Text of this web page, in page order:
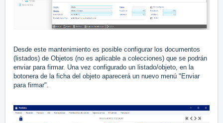
Desde este mantenimiento es posible configurar los documentos
(listados) de Objetos (no es aplicable a colecciones) que se podrán
enviar para firmar. Una vez configurado un listado/objeto, en la
botonera de la ficha del objeto aparecerá un nuevo menú "Enviar
para firmar".